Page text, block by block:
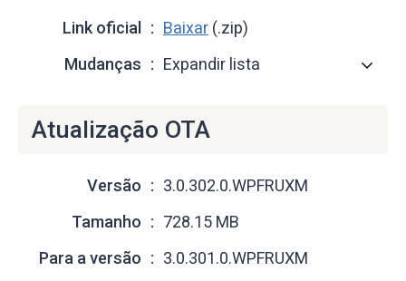
Link oficial
Baixar (.zip)
Mudanças
Expandir lista
Atualização OTA
Versão
3.0.302.0.WPFRUXM
Tamanho
728.15 MB
Para a versão
3.0.301.0.WPFRUXM